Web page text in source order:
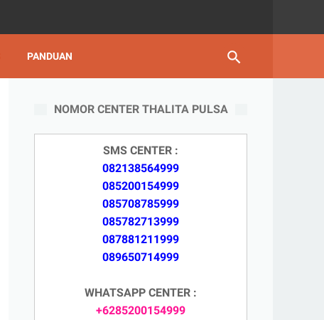
PANDUAN
NOMOR CENTER THALITA PULSA
SMS CENTER :
082138564999
085200154999
085708785999
085782713999
087881211999
089650714999
WHATSAPP CENTER :
+6285200154999